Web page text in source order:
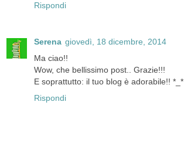
Rispondi
Serena giovedì, 18 dicembre, 2014
Ma ciao!!
Wow, che bellissimo post.. Grazie!!!
E soprattutto: il tuo blog è adorabile!! *_*
Rispondi